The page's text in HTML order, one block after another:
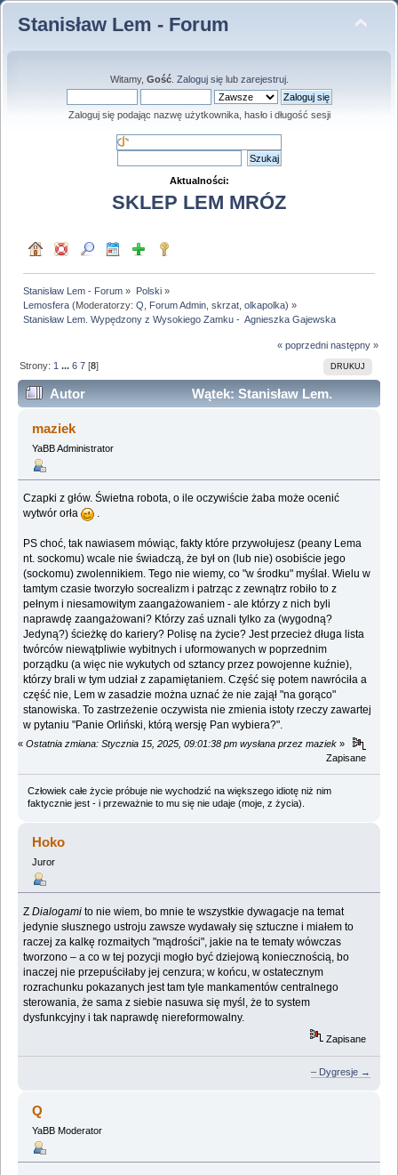
Stanisław Lem - Forum
Witamy, Gość. Zaloguj sięlub zarejestruj.
Zaloguj się podając nazwę użytkownika, hasło i długość sesji
Aktualności:
SKLEP LEM MRÓZ
Stanisław Lem - Forum » Polski»
Lemosfera (Moderatorzy:Q Forum Admin ,skrzat ,olkapolka) »
Stanisław Lem. Wypędzony z Wysokiego Zamku -  Agnieszka Gajewska
« poprzedni następny »
DRUKUJ
Strony: 1 ...6 7 [8]
Autor
Wątek: Stanisław Lem.
Wypędzony z Wysokiego Zamku - Agnieszka Gajewska
(Przeczytany 380682 razy)
maziek
YaBB Administrator
Czapki z głów. Świetna robota, o ile oczywiście żaba może ocenić
wytwór orła
.
PS choć, tak nawiasem mówiąc, fakty które przywołujesz (peany Lema
nt. sockomu) wcale nie świadczą, że był on (lub nie) osobiście jego
(sockomu) zwolennikiem. Tego nie wiemy, co "w środku" myślał. Wielu w
tamtym czasie tworzyło socrealizm i patrząc z zewnątrz robiło to z
pełnym i niesamowitym zaangażowaniem - ale którzy z nich byli
naprawdę zaangażowani? Którzy zaś uznali tylko za (wygodną?
Jedyną?) ścieżkę do kariery? Polisę na życie? Jest przecież długa lista
twórców niewątpliwie wybitnych i uformowanych w poprzednim
porządku (a więc nie wykutych od sztancy przez powojenne kuźnie),
którzy brali w tym udział z zapamiętaniem. Część się potem nawróciła a
część nie, Lem w zasadzie można uznać że nie zajął "na gorąco"
stanowiska. To zastrzeżenie oczywista nie zmienia istoty rzeczy zawartej
w pytaniu "Panie Orliński, którą wersję Pan wybiera?".
« Ostatnia zmiana: Stycznia 15, 2025, 09:01:38 pm wysłana przez maziek »
Zapisane
Człowiek całe życie próbuje nie wychodzić na większego idiotę niż nim
faktycznie jest - i przeważnie to mu się nie udaje (moje, z życia).
Hoko
Juror
ZDialogami to nie wiem, bo mnie te wszystkie dywagacje na temat
jedynie słusznego ustroju zawsze wydawały się sztuczne i miałem to
raczej za kalkę rozmaitych "mądrości", jakie na te tematy wówczas
tworzono – a co w tej pozycji mogło być dziejową koniecznością, bo
inaczej nie przepuściłaby jej cenzura; w końcu, w ostatecznym
rozrachunku pokazanych jest tam tyle mankamentów centralnego
sterowania, że sama z siebie nasuwa się myśl, że to system
dysfunkcyjny i tak naprawdę niereformowalny.
Zapisane
– Dygresje →
Q
YaBB Moderator